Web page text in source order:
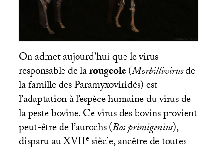
On admet aujourd’hui que le virus
responsable de larougeole(Morbillivirusde
la famille des Paramyxoviridés) est
l’adaptation à l’espèce humaine du virus de
la peste bovine. Ce virus des bovins provient
peut-être de l’aurochs (Bos primigenius),
disparu auXVIIesiècle, ancêtre de toutes